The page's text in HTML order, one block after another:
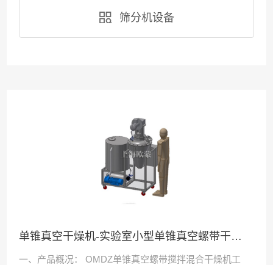
筛分机设备
单锥真空干燥机-实验室小型单锥真空螺带干燥机
一、产品概况： OMDZ单锥真空螺带搅拌混合干燥机工